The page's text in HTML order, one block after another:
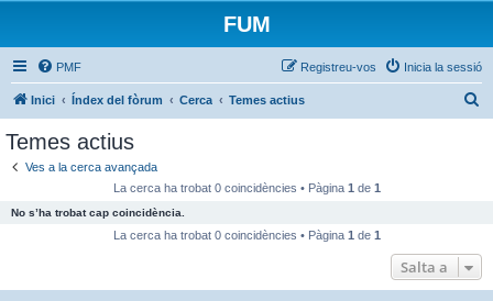
FUM
PMF Inicia la sessió
Registreu-vos
Inici Índex del fòrum Cerca Temes actius
Temes actius
Ves a la cerca avançada
La cerca ha trobat 0 coincidències • Pàgina 1 de 1
No s’ha trobat cap coincidència.
La cerca ha trobat 0 coincidències • Pàgina 1 de 1
Salta a